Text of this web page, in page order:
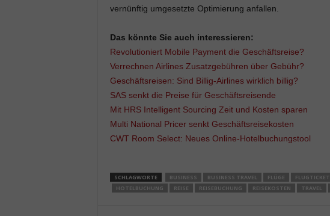
vernünftig umgesetzte Optimierung anfallen.
Das könnte Sie auch interessieren:
Revolutioniert Mobile Payment die Geschäftsreise?
Verrechnen Airlines Zusatzgebühren über Gebühr?
Geschäftsreisen: Sind Billig-Airlines wirklich billig?
SAS senkt die Preise für Geschäftsreisende
Mit HRS Intelligent Sourcing Zeit und Kosten sparen
Multi National Pricer senkt Geschäftsreisekosten
CWT Room Select: Neues Online-Hotelbuchungstool
SCHLAGWORTE BUSINESS BUSINESS TRAVEL FLÜGE FLUGTICKET
HOTELBUCHUNG
REISE REISEBUCHUNG REISEKOSTEN TRAVEL